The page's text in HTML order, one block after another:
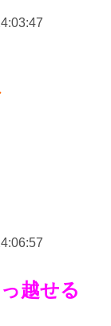
越せる